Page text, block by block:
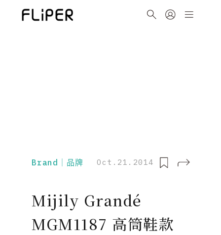
Brand｜品牌 Oct.21.2014
Mijily Grandé
MGM1187 高筒鞋款